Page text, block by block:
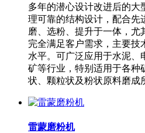
多年的潜心设计改进后的大
理可靠的结构设计，配合先
磨、选粉、提升于一体，尤
完全满足客户需求，主要技
水平。可广泛应用于水泥、
矿等行业，特别适用于各种
状、颗粒状及粉状原料磨成
雷蒙磨粉机